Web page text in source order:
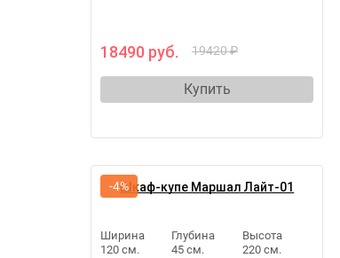
18490 руб. 19420 ₽
Купить
Шкаф-купе Маршал Лайт-01
Ширина
120 см.
Глубина
45 см.
Высота
220 см.
-4%